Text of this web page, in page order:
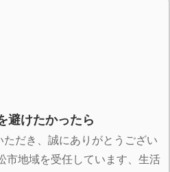
避けたかったら
だき、誠にありがとうござい
市地域を受任しています、生活